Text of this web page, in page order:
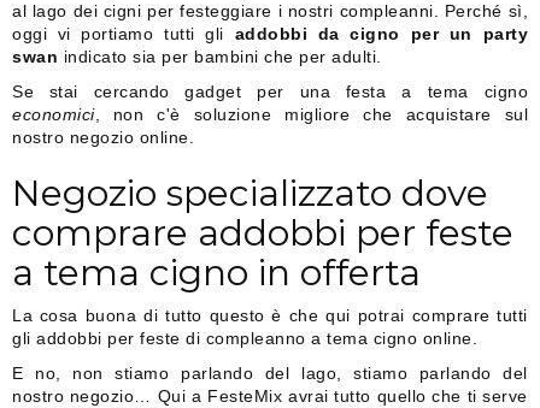
al lago dei cigni per festeggiare i nostri compleanni. Perché sì,
oggi vi portiamo tutti gli addobbi da cigno per un party
swan indicato sia per bambini che per adulti.
Se stai cercando gadget per una festa a tema cigno
economici, non c'è soluzione migliore che acquistare sul
nostro negozio online.
Negozio specializzato dove
comprare addobbi per feste
a tema cigno in offerta
La cosa buona di tutto questo è che qui potrai comprare tutti
gli addobbi per feste di compleanno a tema cigno online.
E no, non stiamo parlando del lago, stiamo parlando del
nostro negozio… Qui a FesteMix avrai tutto quello che ti serve